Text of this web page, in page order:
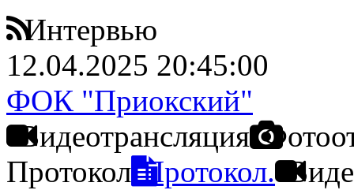
Интервью
12.04.2025 20:45:00
ФОК "Приокский"
Видеотрансляция
Протокол Протокол.